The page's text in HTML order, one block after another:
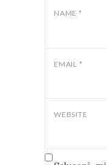
NAME *
EMAIL *
WEBSITE